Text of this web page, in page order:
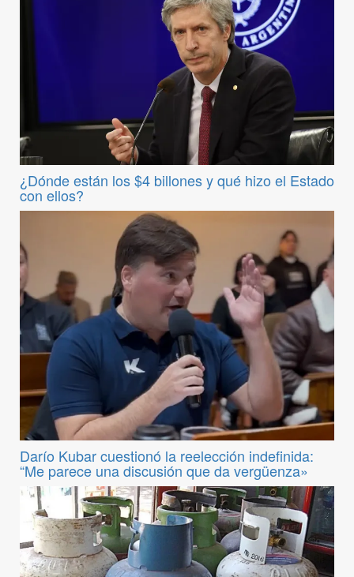
¿Dónde están los $4 billones y qué hizo el Estado
con ellos?
Darío Kubar cuestionó la reelección indefinida:
“Me parece una discusión que da vergüenza»